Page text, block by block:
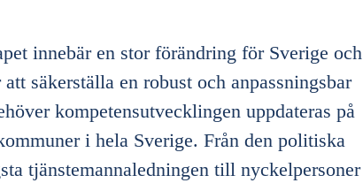
innebär en stor förändring för Sverige och
säkerställa en robust och anpassningsbar
kompetensutvecklingen uppdateras på
i hela Sverige. Från den politiska
tjänstemannaledningen till nyckelpersoner